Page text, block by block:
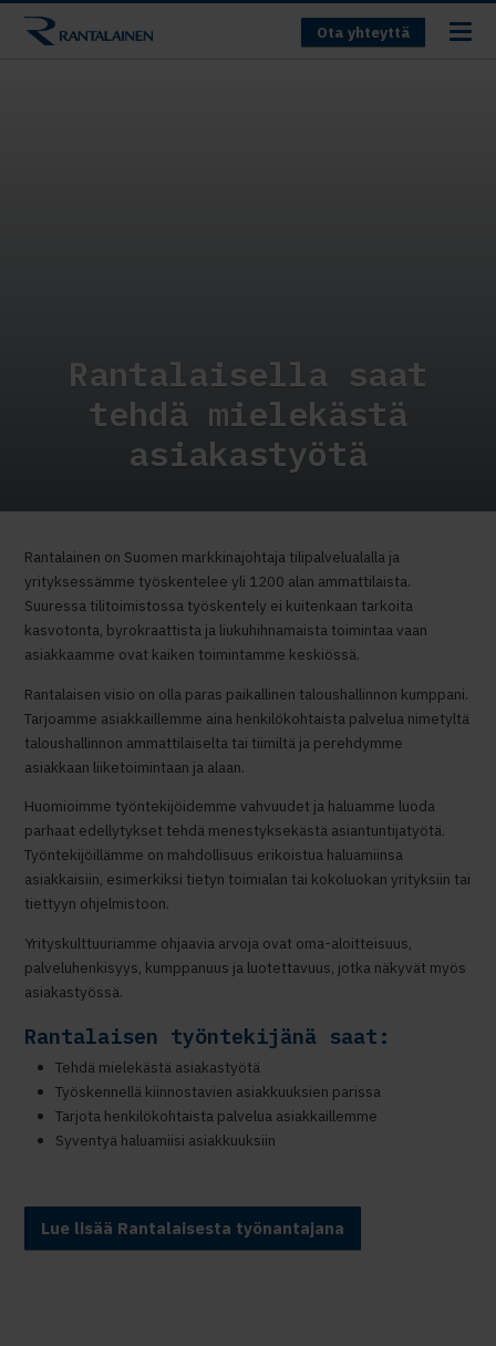
Ota yhteyttä
Rantalaisella saat
tehdä mielekästä
asiakastyötä
Rantalainen on Suomen markkinajohtaja tilipalvelualalla ja
yrityksessämme työskentelee yli 1200 alan ammattilaista.
Suuressa tilitoimistossa työskentely ei kuitenkaan tarkoita
kasvotonta, byrokraattista ja liukuhihnamaista toimintaa vaan
asiakkaamme ovat kaiken toimintamme keskiössä.
Rantalaisen visio on olla paras paikallinen taloushallinnon kumppani.
Tarjoamme asiakkaillemme aina henkilökohtaista palvelua nimetyltä
taloushallinnon ammattilaiselta tai tiimiltä ja perehdymme
asiakkaan liiketoimintaan ja alaan.
Huomioimme työntekijöidemme vahvuudet ja haluamme luoda
parhaat edellytykset tehdä menestyksekästä asiantuntijatyötä.
Työntekijöillämme on mahdollisuus erikoistua haluamiinsa
asiakkaisiin, esimerkiksi tietyn toimialan tai kokoluokan yrityksiin tai
tiettyyn ohjelmistoon.
Yrityskulttuuriamme ohjaavia arvoja ovat oma-aloitteisuus,
palveluhenkisyys, kumppanuus ja luotettavuus, jotka näkyvät myös
asiakastyössä.
Rantalaisen työntekijänä saat:
Tehdä mielekästä asiakastyötä
Työskennellä kiinnostavien asiakkuuksien parissa
Tarjota henkilökohtaista palvelua asiakkaillemme
Syventyä haluamiisi asiakkuuksiin
Lue lisää Rantalaisesta työnantajana